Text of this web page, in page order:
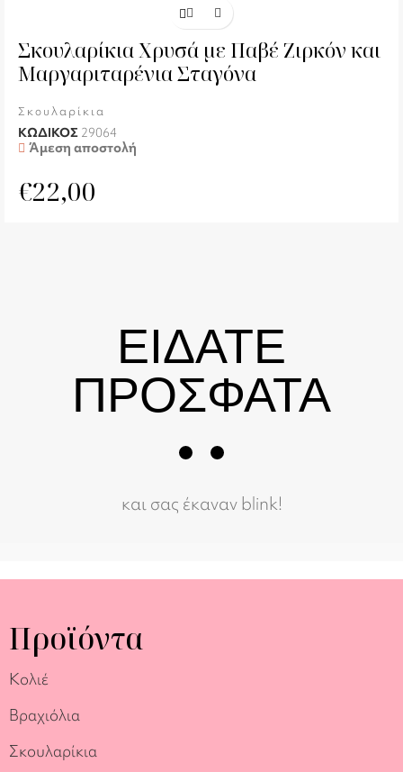
Σκουλαρίκια Χρυσά με Παβέ Ζιρκόν και
Μαργαριταρένια Σταγόνα
Σκουλαρίκια
ΚΩΔΙΚΟΣ 29064
Άμεση αποστολή
€22,00
ΕΙΔΑΤΕ
ΠΡΟΣΦΑΤΑ
και σας έκαναν blink!
Προϊόντα
Κολιέ
Βραχιόλια
Σκουλαρίκια